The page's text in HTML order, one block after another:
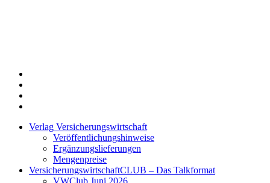
Verlag Versicherungswirtschaft
Veröffentlichungshinweise
Ergänzungslieferungen
Mengenpreise
VersicherungswirtschaftCLUB – Das Talkformat
VWClub Juni 2026